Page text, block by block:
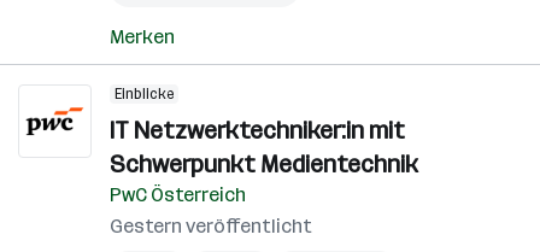
Merken
Einblicke
IT Netzwerktechniker:in mit
Schwerpunkt Medientechnik
PwC Österreich
Gestern veröffentlicht